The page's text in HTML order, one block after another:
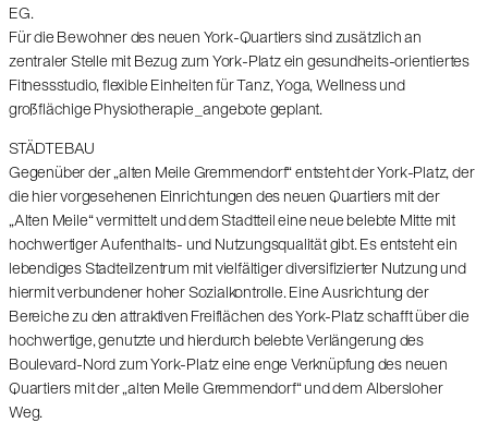
EG.
Für die Bewohner des neuen York-Quartiers sind zusätzlich an
zentraler Stelle mit Bezug zum York-Platz ein gesundheits-orientiertes
Fitnessstudio, flexible Einheiten für Tanz, Yoga, Wellness und
großflächige Physiotherapie_angebote geplant.
STÄDTEBAU
Gegenüber der „alten Meile Gremmendorf“ entsteht der York-Platz, der
die hier vorgesehenen Einrichtungen des neuen Quartiers mit der
„Alten Meile“ vermittelt und dem Stadtteil eine neue belebte Mitte mit
hochwertiger Aufenthalts- und Nutzungsqualität gibt. Es entsteht ein
lebendiges Stadteilzentrum mit vielfältiger diversifizierter Nutzung und
hiermit verbundener hoher Sozialkontrolle. Eine Ausrichtung der
Bereiche zu den attraktiven Freiflächen des York-Platz schafft über die
hochwertige, genutzte und hierdurch belebte Verlängerung des
Boulevard-Nord zum York-Platz eine enge Verknüpfung des neuen
Quartiers mit der „alten Meile Gremmendorf“ und dem Albersloher
Weg.